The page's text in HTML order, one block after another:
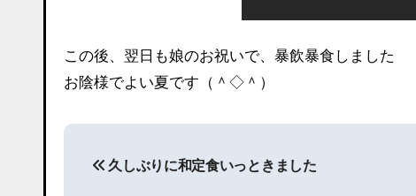
この後、翌日も娘のお祝いで、暴飲暴食しました
お陰様でよい夏です（＾◇＾）
久しぶりに和定食いっときました